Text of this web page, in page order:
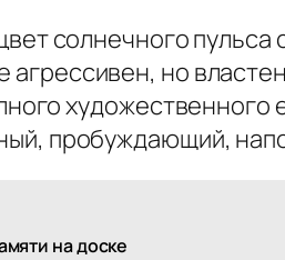
солнечного
но
пробуждающий,
на доске